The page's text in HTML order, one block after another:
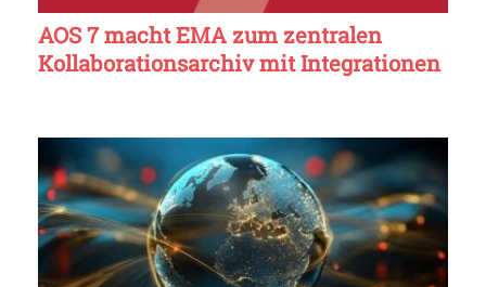
AOS 7 macht EMA zum zentralen
Kollaborationsarchiv mit Integrationen